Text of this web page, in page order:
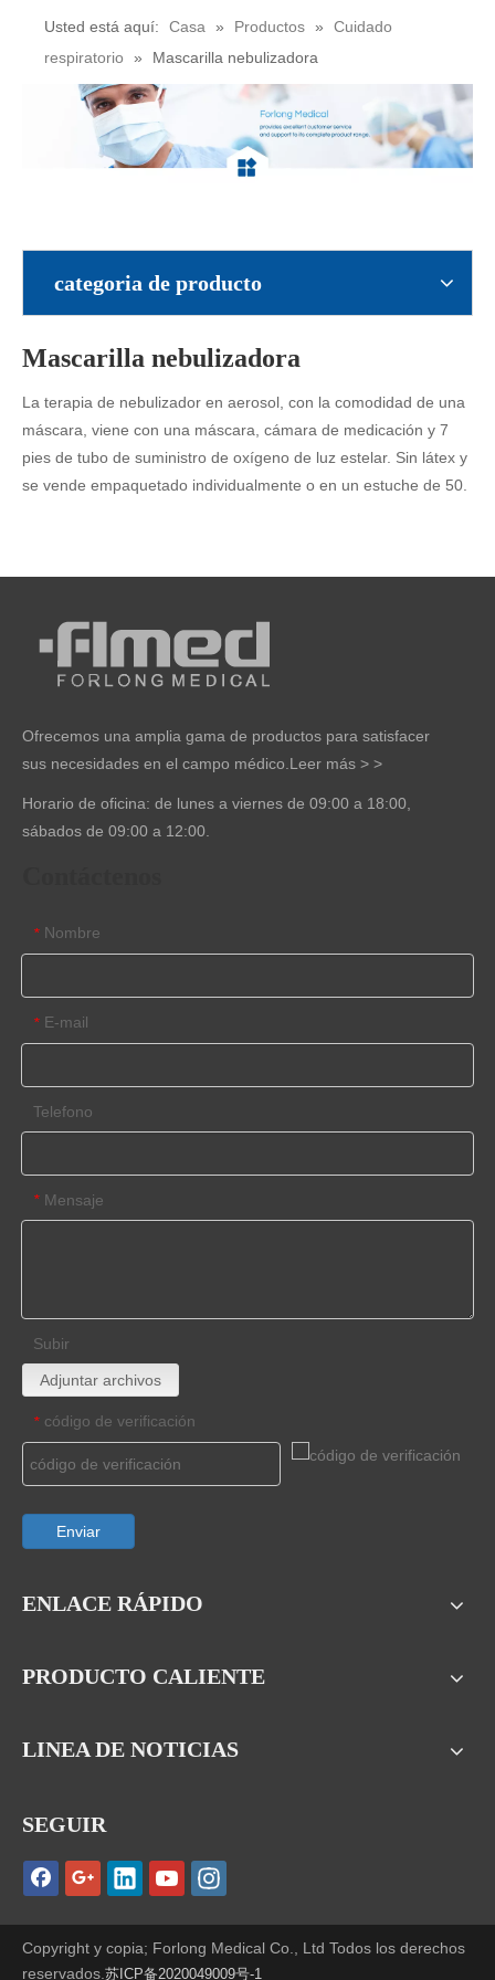
Usted está aquí: Casa » Productos »
Cuidado
respiratorio
» Mascarilla nebulizadora
categoria de producto
Mascarilla nebulizadora
La terapia de nebulizador en aerosol, con la comodidad de una
máscara, viene con una máscara, cámara de medicación y 7
pies de tubo de suministro de oxígeno de luz estelar. Sin látex y
se vende empaquetado individualmente o en un estuche de 50.
Ofrecemos una amplia gama de productos para satisfacer
sus necesidades en el campo médico. Leer más > >
Horario de oficina: de lunes a viernes de 09:00 a 18:00,
sábados de 09:00 a 12:00.
* Nombre
* E-mail
Telefono
* Mensaje
Subir
Adjuntar archivos
* código de verificación
Enviar
ENLACE RÁPIDO
PRODUCTO CALIENTE
LINEA DE NOTICIAS
SEGUIR
Copyright y copia; Forlong Medical Co., Ltd Todos los derechos
reservados. 苏ICP备2020049009号-1